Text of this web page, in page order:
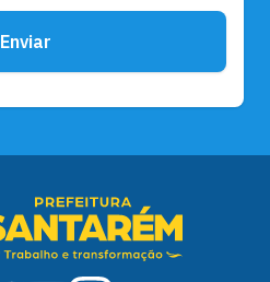
Enviar